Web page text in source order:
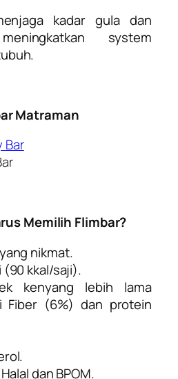
kadar gula dan
system
Matraman
Memilih Flimbar?
nikmat.
(90 kkal/saji).
kenyang lebih lama
Fiber (6%) dan protein
dan BPOM.